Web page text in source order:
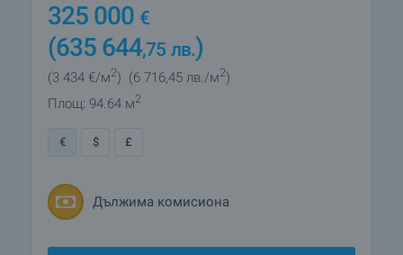
325 000 €
(635 644,75 лв.)
(3 434 €/м2) (6 716,45 лв./м2)
Площ: 94.64 м2
€ $ £
Дължима комисиона